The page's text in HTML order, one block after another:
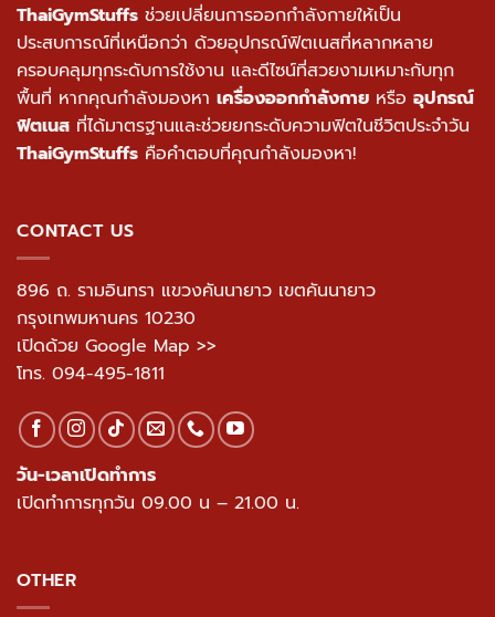
ThaiGymStuffs ช่วยเปลี่ยนการออกกำลังกายให้เป็น
ประสบการณ์ที่เหนือกว่า ด้วยอุปกรณ์ฟิตเนสที่หลากหลาย
ครอบคลุมทุกระดับการใช้งาน และดีไซน์ที่สวยงามเหมาะกับทุก
พื้นที่ หากคุณกำลังมองหา เครื่องออกกำลังกาย หรือ อุปกรณ์
ฟิตเนส ที่ได้มาตรฐานและช่วยยกระดับความฟิตในชีวิตประจำวัน
ThaiGymStuffs คือคำตอบที่คุณกำลังมองหา!
CONTACT US
896 ถ. รามอินทรา แขวงคันนายาว เขตคันนายาว
กรุงเทพมหานคร 10230
เปิดด้วย Google Map >>
โทร. 094-495-1811
วัน-เวลาเปิดทำการ
เปิดทำการทุกวัน 09.00 น – 21.00 น.
OTHER